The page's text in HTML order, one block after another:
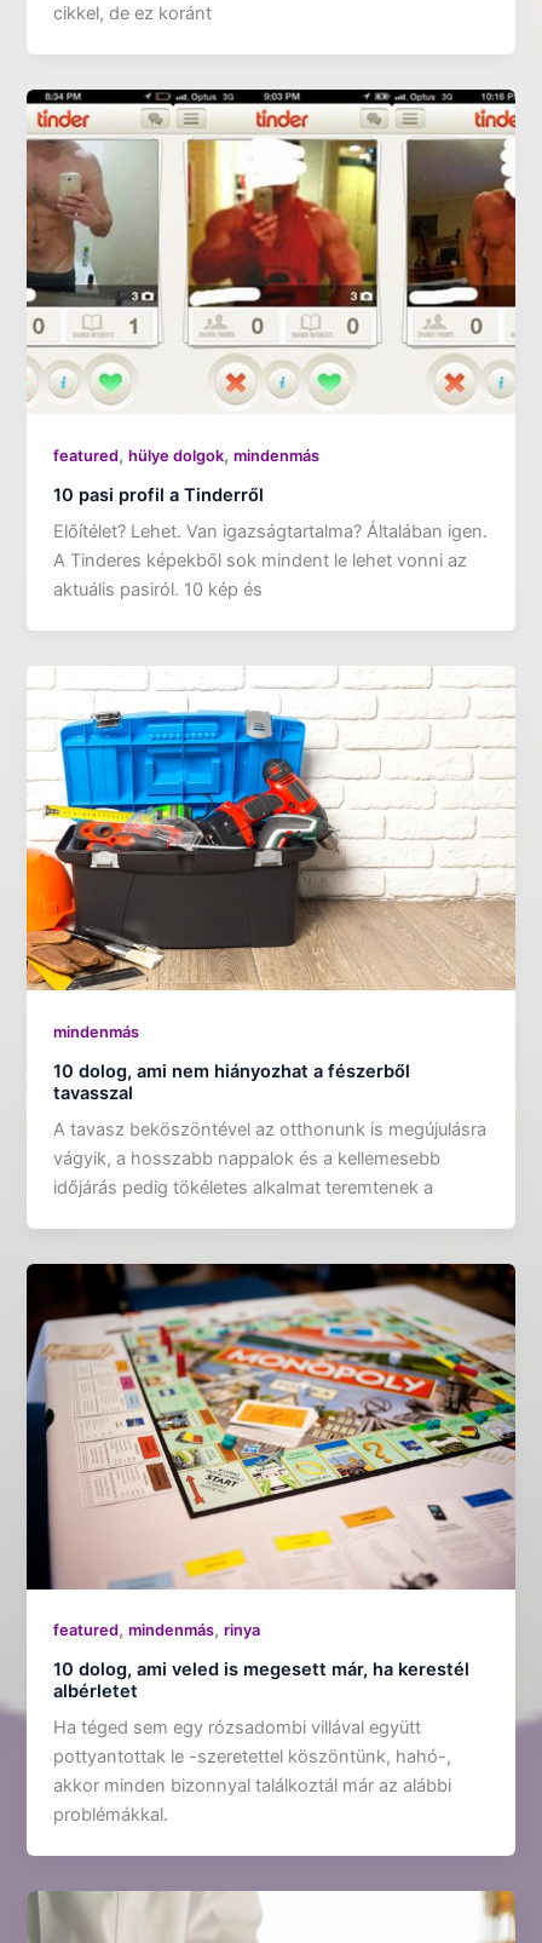
cikkel, de ez koránt
featured,hülye dolgok,mindenmás
10 pasi profil a Tinderről
Előítélet? Lehet. Van igazságtartalma? Általában igen.
A Tinderes képekből sok mindent le lehet vonni az
aktuális pasiról. 10 kép és
mindenmás
10 dolog, ami nem hiányozhat a fészerből
tavasszal
A tavasz beköszöntével az otthonunk is megújulásra
vágyik, a hosszabb nappalok és a kellemesebb
időjárás pedig tökéletes alkalmat teremtenek a
featured,mindenmás,rinya
10 dolog, ami veled is megesett már, ha kerestél
albérletet
Ha téged sem egy rózsadombi villával együtt
pottyantottak le -szeretettel köszöntünk, hahó-,
akkor minden bizonnyal találkoztál már az alábbi
problémákkal.